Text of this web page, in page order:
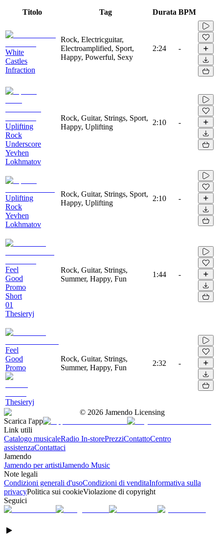
Titolo Tag Durata BPM
White
Castles
Infraction
Rock, Electricguitar,
Electroamplified, Sport,
Happy, Powerful, Sexy
2:24 -
Uplifting
Rock
Underscore
Yevhen
Lokhmatov
Rock, Guitar, Strings, Sport,
Happy, Uplifting
2:10 -
Uplifting
Rock
Yevhen
Lokhmatov
Rock, Guitar, Strings, Sport,
Happy, Uplifting
2:10 -
Feel
Good
Promo
Short
01
Thesieryj
Rock, Guitar, Strings,
Summer, Happy, Fun
1:44 -
Feel
Good
Promo
Thesieryj
Rock, Guitar, Strings,
Summer, Happy, Fun
2:32 -
© 2026 Jamendo Licensing
Scarica l'app
Link utili
Catalogo musicaleRadio In-storePrezziContattoCentro
assistenzaContattaci
Jamendo
Jamendo per artistiJamendo Music
Note legali
Condizioni generali d'usoCondizioni di venditaInformativa sulla
privacyPolitica sui cookieViolazione di copyright
Seguici